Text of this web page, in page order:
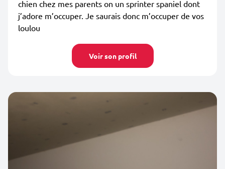
chien chez mes parents on un sprinter spaniel dont
j’adore m’occuper. Je saurais donc m’occuper de vos
loulou
Voir son profil